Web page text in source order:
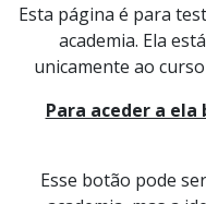
Esta página é para
academia. Ela
unicamente ao
Para aceder a
Esse botão pode